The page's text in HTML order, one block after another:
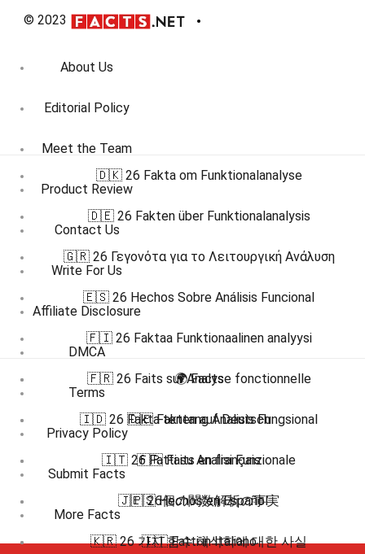
© 2023
About Us
Editorial Policy
Meet the Team
Product Review
Contact Us
Write For Us
Affiliate Disclosure
DMCA
Terms
Privacy Policy
Submit Facts
More Facts
🇩🇰 26 Fakta om Funktionalanalyse
🇩🇪 26 Fakten über Funktionalanalysis
🇬🇷 26 Γεγονότα για το Λειτουργική Ανάλυση
🇪🇸 26 Hechos Sobre Análisis Funcional
🇫🇮 26 Faktaa Funktionaalinen analyysi
🇫🇷 26 Faits sur Analyse fonctionnelle
🇮🇩 26 Fakta tentang Analisis Fungsional
🇮🇹 26 Fatti su Analisi Funzionale
🇯🇵 26個の関数解析の事実
🇰🇷 26 가지 함수 해석학에 대한 사실
🌍 Facts
🇩🇪 Fakten auf Deutsch
🇫🇷 Faits en français
🇪🇸 Hechos en Español
🇮🇹 Fatti in Italiano